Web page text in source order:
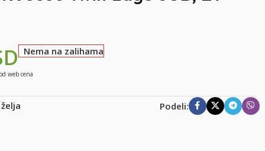
Nema na zalihama
web cena
Podeli: